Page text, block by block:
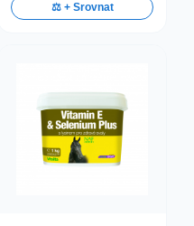
⚖️ + Srovnat